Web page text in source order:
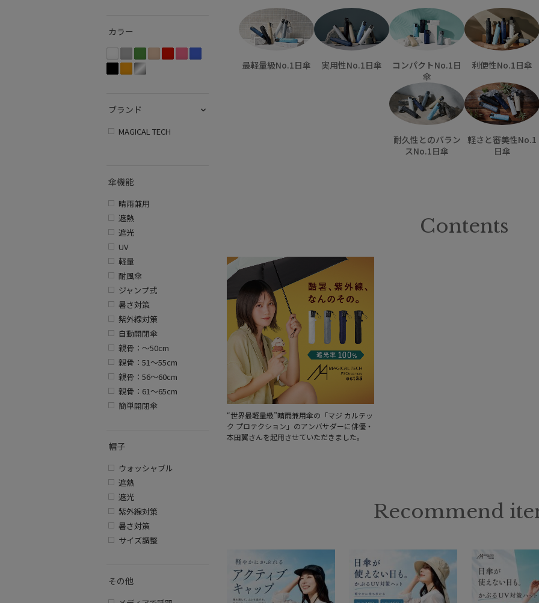
最軽量級No.1日傘 実用性No.1日傘
コンパクトNo.1日
傘
利便性No.1日傘
耐久性とのバラン
スNo.1日傘
軽さと審美性No.1
日傘
Contents
“世界最軽量級”晴雨兼用傘の「マジ カルテッ
ク プロテクション」のアンバサダーに俳優・
本田翼さんを起用させていただきました。
Recommend
カラー
ホ
ワ
系
グ
レ
グ
リ
系
ク
系
ジ
系
バ
ー
系
ブランド
MAGICAL TECH
傘機能
晴雨兼用
遮熱
遮光
UV
軽量
耐風傘
ジャンプ式
暑さ対策
紫外線対策
自動開閉傘
親骨：～50cm
親骨：51～55cm
親骨：56～60cm
親骨：61～65cm
簡単開閉傘
帽子
ウォッシャブル
遮熱
遮光
紫外線対策
暑さ対策
サイズ調整
その他